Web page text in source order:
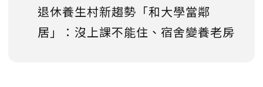
退休養生村新趨勢「和大學當鄰
居」：沒上課不能住、宿舍變養老房